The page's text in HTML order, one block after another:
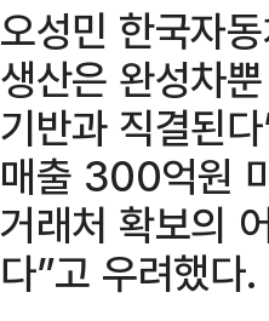
오성민 한국자
생산은 완성차
기반과 직결된
매출 300억원
거래처 확보의
다”고 우려했다.